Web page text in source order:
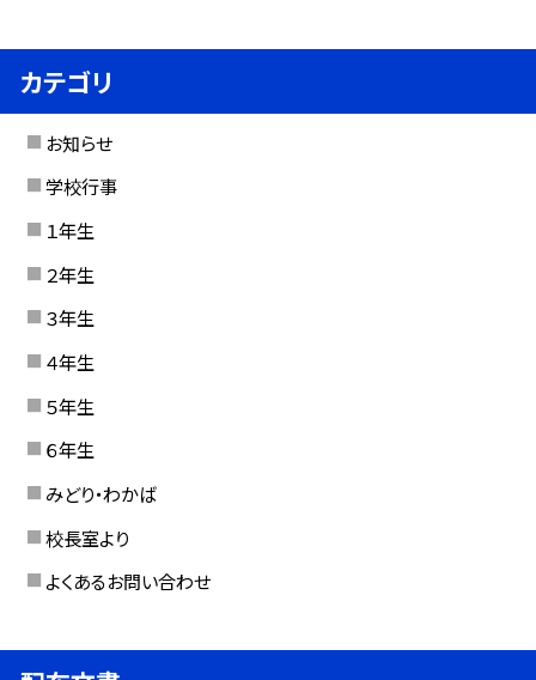
カテゴリ
お知らせ
学校行事
１年生
２年生
３年生
４年生
５年生
６年生
みどり・わかば
校長室より
よくあるお問い合わせ